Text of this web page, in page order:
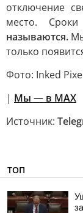
отключение
место.
называются.
только
Фото: Inked
| Мы — в МАХ
Источник:
ТОП